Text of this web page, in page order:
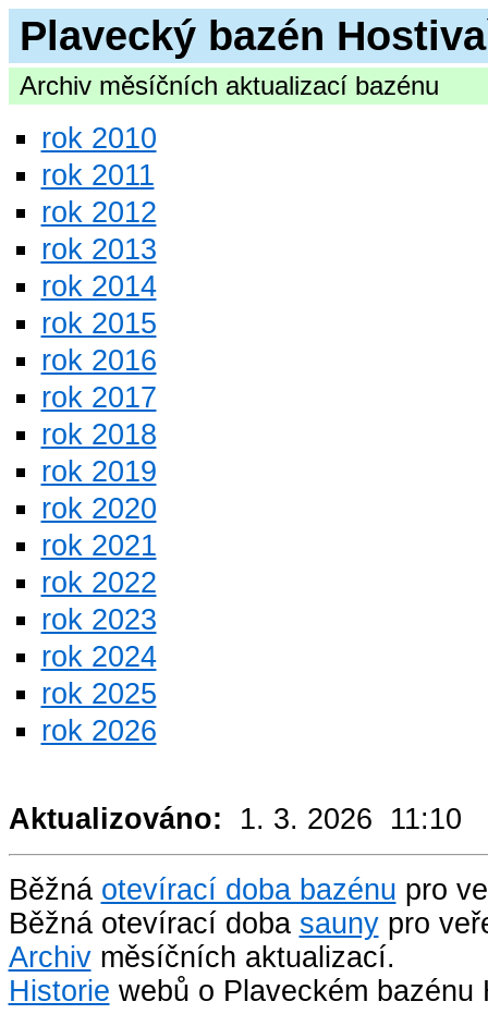
Plavecký bazén
Archiv měsíčních aktualizací bazénu
rok 2010
rok 2011
rok 2012
rok 2013
rok 2014
rok 2015
rok 2016
rok 2017
rok 2018
rok 2019
rok 2020
rok 2021
rok 2022
rok 2023
rok 2024
rok 2025
rok 2026
Aktualizováno: 1. 3. 2026 11:10
Běžná otevírací doba bazénu pro
Běžná otevírací doba saunypro
Archivměsíčních aktualizací.
Historie webů o Plaveckém bazénu